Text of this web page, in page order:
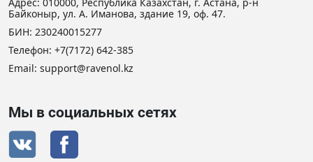
Байконыр, ул. А. Иманова, здание 19, оф. 47.
БИН: 230240015277
Телефон: +7(7172) 642-385
Email: support@ravenol.kz
Мы в социальных сетях